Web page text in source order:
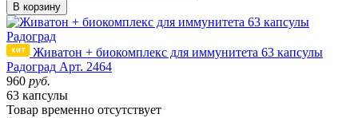
В корзину
Живатон + биокомплекс для иммунитета 63 капсулы
Радоград Арт. 2464
960 руб.
63 капсулы
Товар временно отсутствует